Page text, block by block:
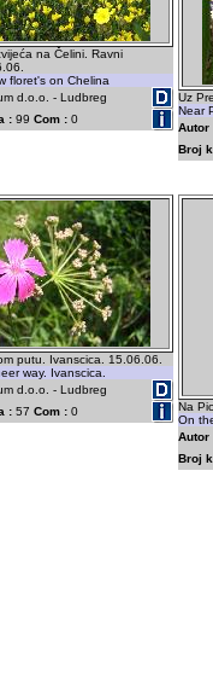
na Čelini. Ravni
floret's on Chelina
d.o.o. - Ludbreg
: 99 Com : 0
Uz
Near
Autor
Broj
putu. Ivanscica. 15.06.06.
way. Ivanscica.
d.o.o. - Ludbreg
: 57 Com : 0
Na
On
Autor
Broj